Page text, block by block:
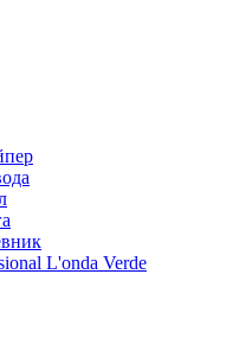
L'onda Verde